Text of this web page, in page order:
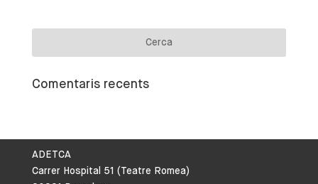
Comentaris recents
ADETCA
Carrer Hospital 51 (Teatre Romea)